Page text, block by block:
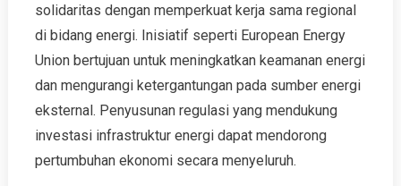
solidaritas dengan memperkuat kerja sama regional
di bidang energi. Inisiatif seperti European Energy
Union bertujuan untuk meningkatkan keamanan energi
dan mengurangi ketergantungan pada sumber energi
eksternal. Penyusunan regulasi yang mendukung
investasi infrastruktur energi dapat mendorong
pertumbuhan ekonomi secara menyeluruh.